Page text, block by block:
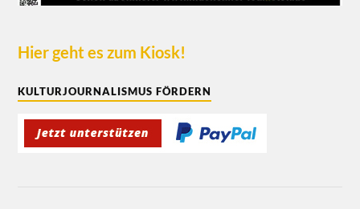
Hier geht es zum Kiosk!
KULTURJOURNALISMUS FÖRDERN